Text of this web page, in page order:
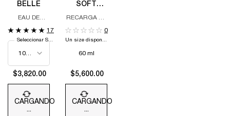
BELLE
EAU DE
17
Seleccionar Size
$3,820.00
CARGANDO
...
SOFT
CREAM -
RECARGA DE
DÍA Y DE
NOCHE,
0
60 ml
$5,600.00
CARGANDO
...